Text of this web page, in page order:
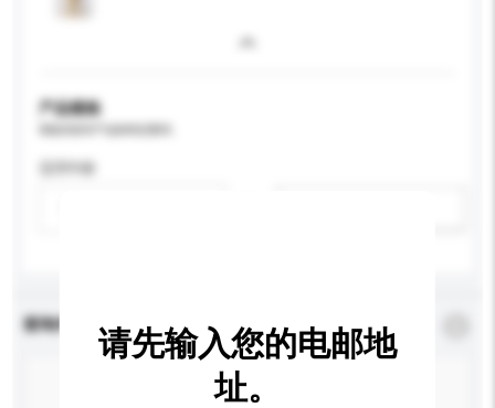
产品规格
适用年龄
查询内容 *必须填写
请先输入您的电邮地
址。